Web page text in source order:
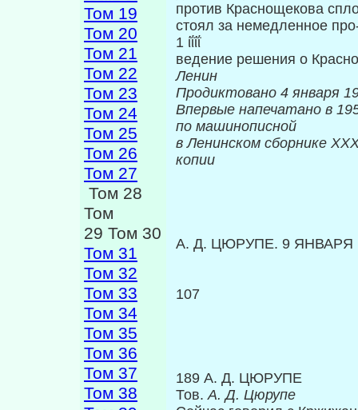
Том 19
Том 20
Том 21
Том 22
Том 23
Том 24
Том 25
Том 26
Том 27
Том 28
Том
29 Том 30
Том 31
Том 32
Том 33
Том 34
Том 35
Том 36
Том 37
Том 38
против Крас­нощекова
стоял за немедленное
1 ίΐίΐ
ведение решения о
Ленин
Продиктовано 4 января
Впервые
по машинописной
в Ленинском сборнике
копии
А. Д. ЦЮРУПЕ. 9 ЯНВАРЯ
107
189 А. Д. ЦЮРУПЕ
Тов.А. Д. Цюрупе